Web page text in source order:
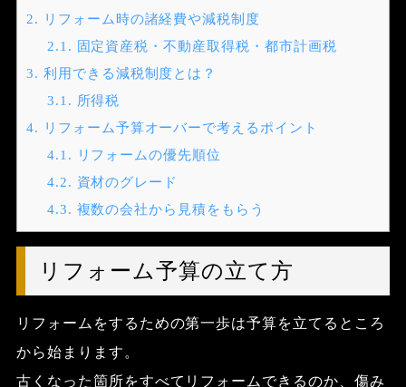
2. リフォーム時の諸経費や減税制度
2.1. 固定資産税・不動産取得税・都市計画税
3. 利用できる減税制度とは？
3.1. 所得税
4. リフォーム予算オーバーで考えるポイント
4.1. リフォームの優先順位
4.2. 資材のグレード
4.3. 複数の会社から見積をもらう
リフォーム予算の立て方
リフォームをするための第一歩は予算を立てるところ
から始まります。
古くなった箇所をすべてリフォームできるのか、傷み